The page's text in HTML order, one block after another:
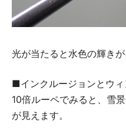
光が当たると水色の輝きが
■インクルージョンとウィ
10倍ルーペでみると、雪
が見えます。